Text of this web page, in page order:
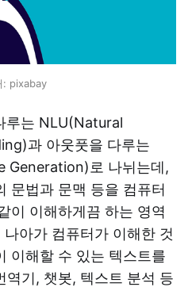
: pixabay
루는 NLU(Natural
과 아웃풋을 다루는
Generation)로 나뉘는데,
문법과 문맥 등을 컴퓨터
이 이해하게끔 하는 영역
아가 컴퓨터가 이해한 것
이해할 수 있는 텍스트를
역기, 챗봇, 텍스트 분석 등